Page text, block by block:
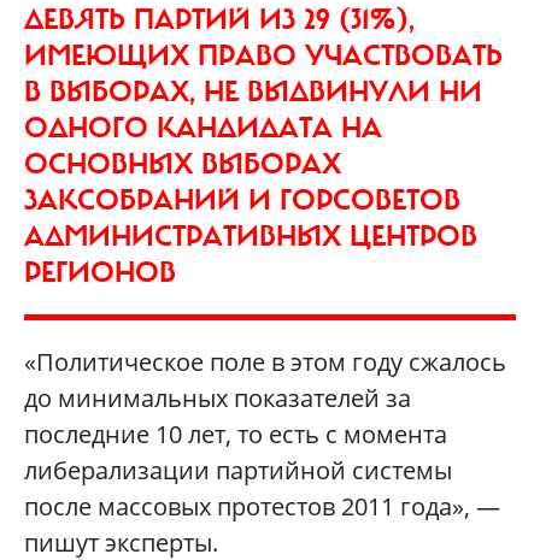
ДЕВЯТЬ ПАРТИЙ ИЗ 29 (31%),
ИМЕЮЩИХ ПРАВО УЧАСТВОВАТЬ
В ВЫБОРАХ, НЕ ВЫДВИНУЛИ НИ
ОДНОГО КАНДИДАТА НА
ОСНОВНЫХ ВЫБОРАХ
ЗАКСОБРАНИЙ И ГОРСОВЕТОВ
АДМИНИСТРАТИВНЫХ ЦЕНТРОВ
РЕГИОНОВ
«Политическое поле в этом году сжалось
до минимальных показателей за
последние 10 лет, то есть с момента
либерализации партийной системы
после массовых протестов 2011 года», —
пишут эксперты.